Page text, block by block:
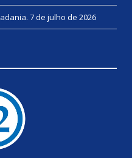
7 de julho de 2026